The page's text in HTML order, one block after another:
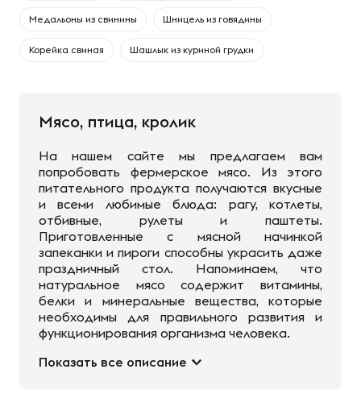
Медальоны из свинины Шницель из говядины
Корейка свиная Шашлык из куриной грудки
Мясо, птица, кролик
На нашем сайте мы предлагаем вам
попробовать фермерское мясо. Из этого
питательного продукта получаются вкусные
и всеми любимые блюда: рагу, котлеты,
отбивные, рулеты и паштеты.
Приготовленные с мясной начинкой
запеканки и пироги способны украсить даже
праздничный стол. Напоминаем, что
натуральное мясо содержит витамины,
белки и минеральные вещества, которые
необходимы для правильного развития и
функционирования организма человека.
Показать все описание